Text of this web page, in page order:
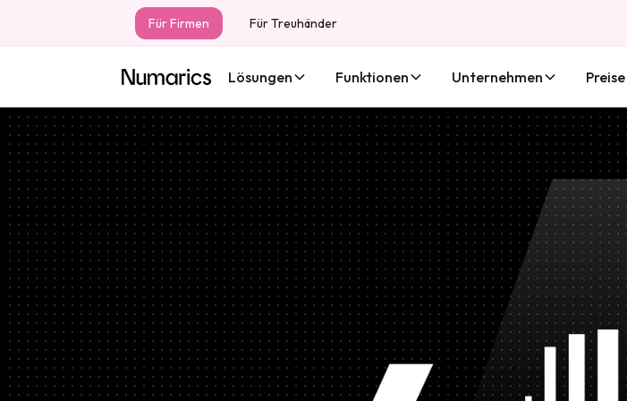
Für Firmen Für Treuhänder
Lösungen Funktionen Unternehmen Preise